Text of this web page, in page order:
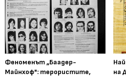
Феноменът „Баадер-
Майнхоф": терористите,
на